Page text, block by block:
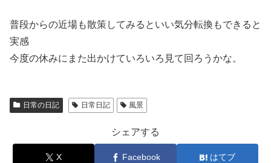
普段からの近場も散策してみるといい気分転換もできると
実感
今度の休みにまた出かけていろいろ見て回ろうかな。
日常の日記 日常日記 風景
シェアする
X Facebook はてブ